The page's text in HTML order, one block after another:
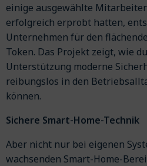
einige ausgewählte
erfolgreich erprobt hatten,
Unternehmen für den
Token. Das Projekt zeigt, wie
Unterstützung moderne
reibungslos in den
können.
Sichere Smart-Home-Technik
Aber nicht nur bei eigenen
wachsenden Smart-Home-